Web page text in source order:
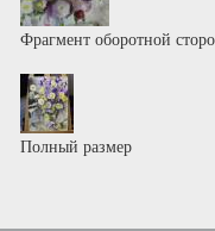
Фрагмент оборотной
Полный размер